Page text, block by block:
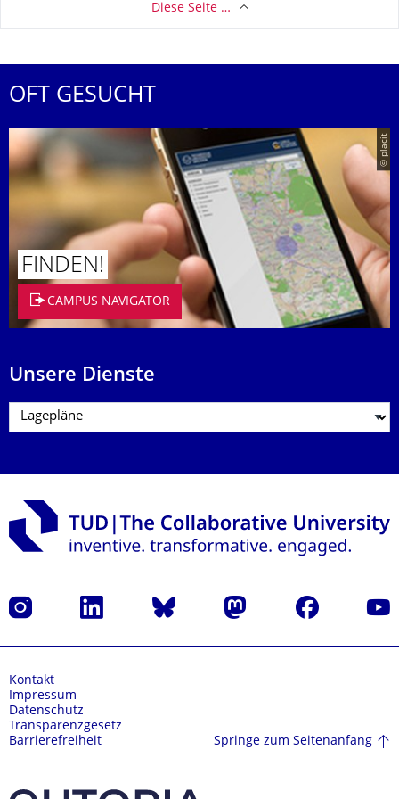
Diese Seite …
OFT GESUCHT
© placit
FINDEN!
CAMPUS NAVIGATOR
Unsere Dienste
Instagram LinkedIn Bluesky Mastodon Facebook
Kontakt
Impressum
Datenschutz
Transparenzgesetz
Barrierefreiheit
Springe zum Seitenanfang